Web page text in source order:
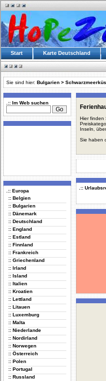
Start Karte Deutschland
Sie sind hier: Bulgarien >
.:: Im Web suchen
.:: Europa
:: Belgien
:: Bulgarien
:: Dänemark
:: Deutschland
:: England
:: Estland
:: Finnland
:: Frankreich
:: Griechenland
:: Irland
:: Island
:: Italien
:: Kroatien
:: Lettland
:: Litauen
:: Luxemburg
:: Malta
:: Niederlande
:: Nordirland
:: Norwegen
:: Österreich
:: Polen
:: Portugal
:: Russland
Hier finden
Inseln,
Sie haben
.::